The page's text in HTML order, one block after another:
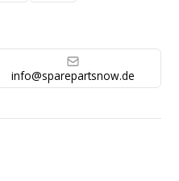
info@sparepartsnow.de